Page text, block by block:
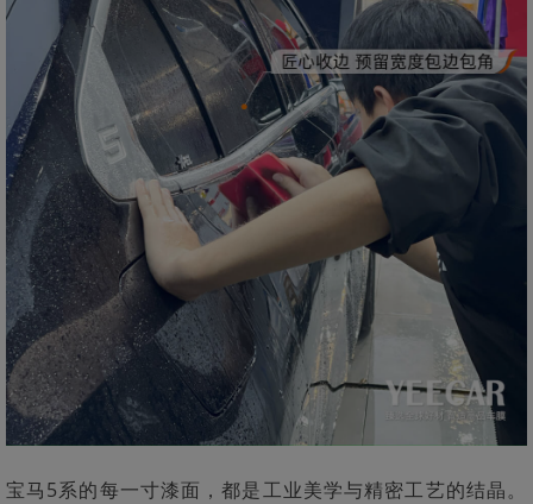
宝马5系的每一寸漆面，都是工业美学与精密工艺的结晶。